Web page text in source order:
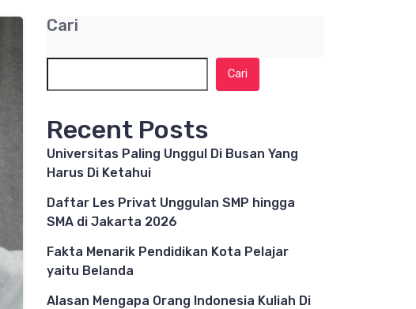
Cari
Cari
Recent Posts
Universitas Paling Unggul Di Busan Yang
Harus Di Ketahui
Daftar Les Privat Unggulan SMP hingga
SMA di Jakarta 2026
Fakta Menarik Pendidikan Kota Pelajar
yaitu Belanda
Alasan Mengapa Orang Indonesia Kuliah Di